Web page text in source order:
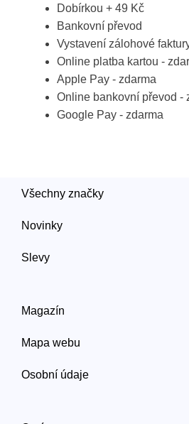
Dobírkou + 49 Kč
Bankovní převod
Vystavení zálohové
Online platba kartou -
Apple Pay - zdarma
Online bankovní převod -
Google Pay - zdarma
Všechny značky
Novinky
Slevy
Magazín
Mapa webu
Osobní údaje